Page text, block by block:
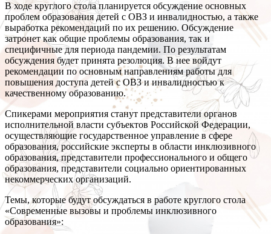
В ходе круглого стола планируется обсуждение основных
проблем образования детей с ОВЗ и инвалидностью, а также
выработка рекомендаций по их решению. Обсуждение
затронет как общие проблемы образования, так и
специфичные для периода пандемии. По результатам
обсуждения будет принята резолюция. В нее войдут
рекомендации по основным направлениям работы для
повышения доступа детей с ОВЗ и инвалидностью к
качественному образованию.
Спикерами мероприятия станут представители органов
исполнительной власти субъектов Российской Федерации,
осуществляющие государственное управление в сфере
образования, российские эксперты в области инклюзивного
образования, представители профессионального и общего
образования, представители социально ориентированных
некоммерческих организаций.
Темы, которые будут обсуждаться в работе круглого стола
«Современные вызовы и проблемы инклюзивного
образования»: